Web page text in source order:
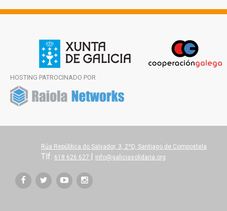
HOSTING PATROCINADO POR
Rúa República do Salvador, 3, 2ºD, Santiago de Compostela
Tlf: 618 626 627 | info@galiciasolidaria.org